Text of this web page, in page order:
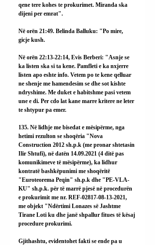
qene tere kohes te prokurimet. Miranda ska
dijeni per emrat".
Në orën 21:49. Belinda Balluku: "Po mire,
gicje kush.
Në orën 22:13-22:14, Evis Berberi: "Asnje se
ka listen ska si ta kene. Pamfleti e ka nxjerre
listen apo eshte info. Vetem po te kene qelluar
ne shenje me hamendesim se dhe sot kishte
ndryshime. Me duket e habitshme pasi vetem
une e di. Per cdo lat kane marre kritere ne leter
te shtypur pa emer.
135. Në lidhje me bisedat e mësipërme, nga
hetimi rezulton se shoqëria "Nova
Construction 2012 sh.p.k (me pronar shtetasin
Ilir Shtufi), në datën 14.09.2021 (4 ditë pas
komunikimeve të mësipërme), ka lidhur
kontratë bashkëpunimi me shoqëritë
"Euroteorema Peqin" sh.p.k dhe "PE-VLA-
KU" sh.p.k. për të marrë pjesë në procedurën
e prokurimit me nr. REF-02817-08-13-2021,
me objekt "Ndërtimi Lonazes së Jashtme
Tirane Loti ku dhe janë shpallur fitues të kësaj
procedure prokurimi.
Gjithashtu, evidentohet fakti se ende pa u